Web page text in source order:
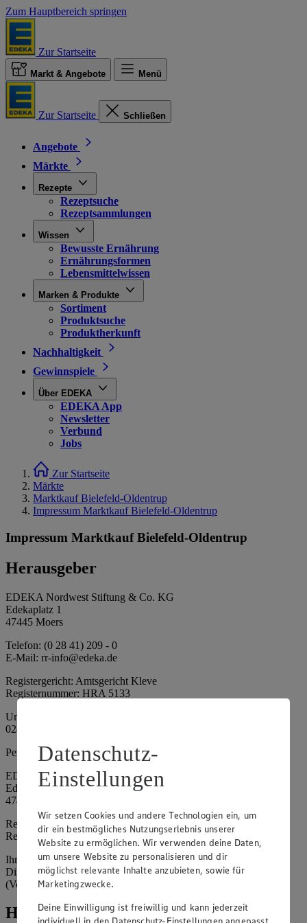
Zum Hauptbereich springen
Zur Startseite
Markt & Angebote Menü
Zur Startseite Schließen
Angebote
Märkte
Rezepte
Rezeptsuche
Rezeptsammlungen
Wissen
Bewusste Ernährung
Ernährungsformen
Lebensmittelwissen
Marken & Produkte
Sortiment
Produktsuche
Produktherkunft
Nachhaltigkeit
Gewinnspiele
Über EDEKA
EDEKA App
Newsletter
Verbund
Jobs
Zur Startseite
Märkte
Marktkauf Bielefeld-Oldentrup
Impressum Marktkauf Bielefeld-Oldentrup
Impressum Marktkauf Bielefeld-Oldentrup
Herausgeber
EDEKA Nordwest Stiftung & Co. KG
Edekaplatz 1
47445 Moers
Telefon: (0 28 41) 209 - 0
E-Mail: rr-info@edeka.de
Registergericht: Amtsgericht Kleve
Registernummer: HRA 5133
Umsatzsteuer-Identifikationsnummer gem. § 27a UStG: DE 335
024 695
Persönlich haftende Gesellschafterin:
EDEKA Nordwest Handelsstiftung e. K.
Edekaplatz 1
47445 Moers
Registergericht: Amtsgericht Kleve
Registernummer: HRA 5132
Ihrerseits vertreten durch: Frank Breuer (Vorstandsvorsitzender),
Dirk Neuhaus (Vorstandsvorsitzender), Peter Wagener
(Vorstandsvorsitzender)
Hinweise
Datenschutz-
Einstellungen
Wir setzen Cookies und andere Technologien ein, um
dir ein bestmögliches Nutzungserlebnis unserer
Website zu ermöglichen. Wir verwenden deine Daten,
um unsere Website zu personalisieren und dir
möglichst relevante Inhalte anzubieten, sowie für
Marketingzwecke.
Deine Einwilligung ist freiwillig und kann jederzeit